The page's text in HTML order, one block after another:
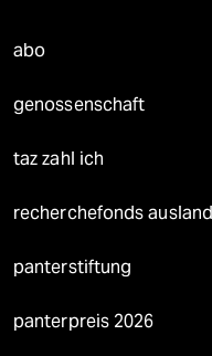
abo
genossenschaft
taz zahl ich
recherchefonds ausland
panterstiftung
panterpreis 2026